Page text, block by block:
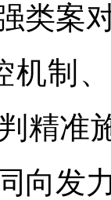
类案
机制
精准
向发